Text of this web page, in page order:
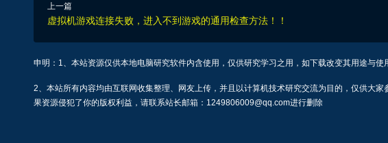
上一篇
虚拟机游戏连接失败，进入不到游戏的通用检查方法！！
申明：1、本站资源仅供本地电脑研究软件内含使用，仅供研究学习之用，如下载改变其用途与使
2、本站所有内容均由互联网收集整理、网友上传，并且以计算机技术研究交流为目的，仅供大
果资源侵犯了你的版权利益，请联系站长邮箱：1249806009@qq.com进行删除